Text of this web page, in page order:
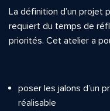
La définition d’un projet
requiert du temps de
priorités. Cet atelier a
poser les jalons d’un
réalisable